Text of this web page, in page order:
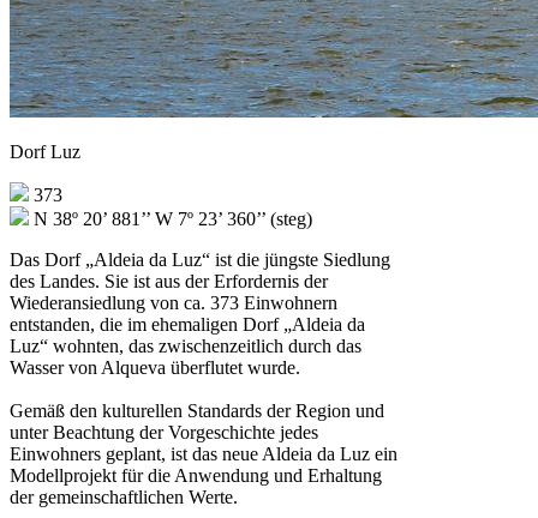
Dorf Luz
373
N 38º 20’ 881’’ W 7º 23’ 360’’ (steg)
Das Dorf „Aldeia da Luz“ ist die jüngste Siedlung
des Landes. Sie ist aus der Erfordernis der
Wiederansiedlung von ca. 373 Einwohnern
entstanden, die im ehemaligen Dorf „Aldeia da
Luz“ wohnten, das zwischenzeitlich durch das
Wasser von Alqueva überflutet wurde.
Gemäß den kulturellen Standards der Region und
unter Beachtung der Vorgeschichte jedes
Einwohners geplant, ist das neue Aldeia da Luz ein
Modellprojekt für die Anwendung und Erhaltung
der gemeinschaftlichen Werte.